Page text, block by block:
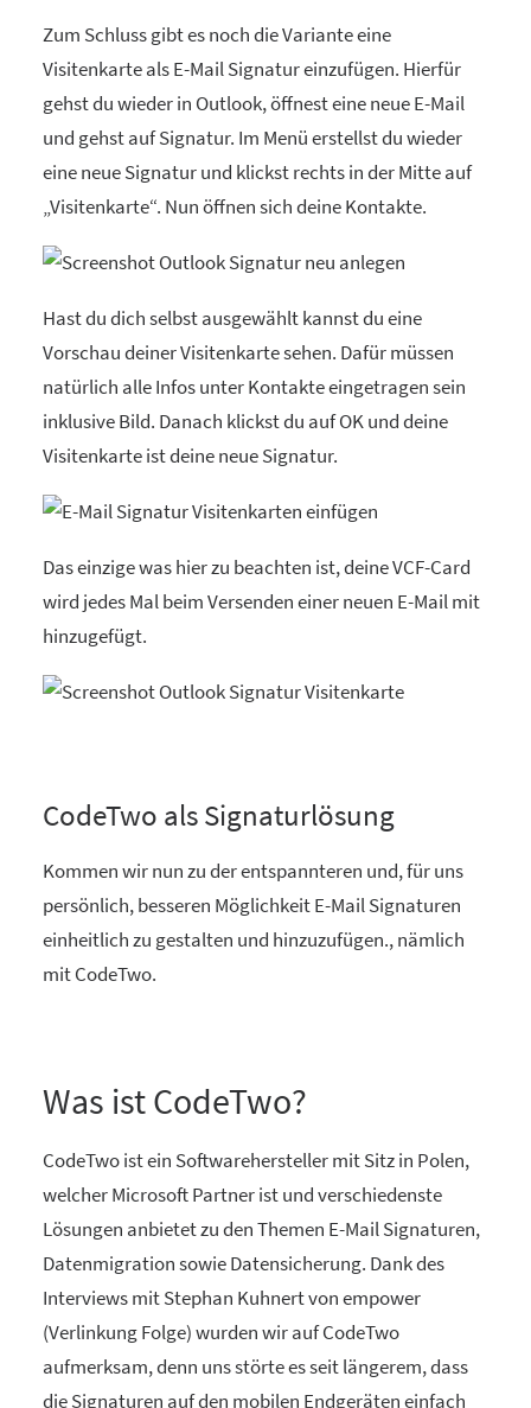
Zum Schluss gibt es noch die Variante eine
Visitenkarte als E-Mail Signatur einzufügen. Hierfür
gehst du wieder in Outlook, öffnest eine neue E-Mail
und gehst auf Signatur. Im Menü erstellst du wieder
eine neue Signatur und klickst rechts in der Mitte auf
„Visitenkarte“. Nun öffnen sich deine Kontakte.
Hast du dich selbst ausgewählt kannst du eine
Vorschau deiner Visitenkarte sehen. Dafür müssen
natürlich alle Infos unter Kontakte eingetragen sein
inklusive Bild. Danach klickst du auf OK und deine
Visitenkarte ist deine neue Signatur.
Das einzige was hier zu beachten ist, deine VCF-Card
wird jedes Mal beim Versenden einer neuen E-Mail mit
hinzugefügt.
CodeTwo als Signaturlösung
Kommen wir nun zu der entspannteren und, für uns
persönlich, besseren Möglichkeit E-Mail Signaturen
einheitlich zu gestalten und hinzuzufügen., nämlich
mit CodeTwo.
Was ist CodeTwo?
CodeTwo ist ein Softwarehersteller mit Sitz in Polen,
welcher Microsoft Partner ist und verschiedenste
Lösungen anbietet zu den Themen E-Mail Signaturen,
Datenmigration sowie Datensicherung. Dank des
Interviews mit Stephan Kuhnert von empower
(Verlinkung Folge) wurden wir auf CodeTwo
aufmerksam, denn uns störte es seit längerem, dass
die Signaturen auf den mobilen Endgeräten einfach